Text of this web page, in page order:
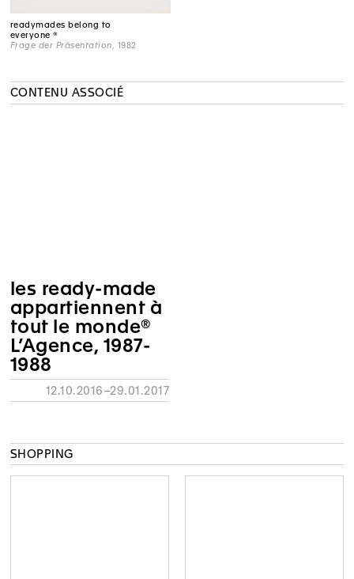
readymades belong to
everyone ®
Frage der Präsentation , 1982
CONTENU ASSOCIÉ
les ready-made
appartiennent à
tout le monde®
L’Agence, 1987-
1988
12.10.2016–29.01.2017
SHOPPING